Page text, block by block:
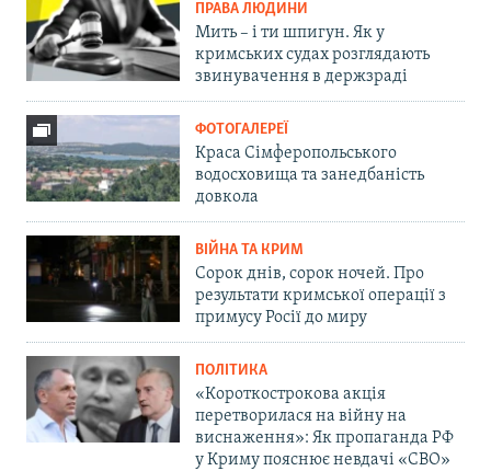
ПРАВА ЛЮДИНИ
Мить – і ти шпигун. Як у
кримських судах розглядають
звинувачення в держзраді
ФОТОГАЛЕРЕЇ
Краса Сімферопольського
водосховища та занедбаність
довкола
ВІЙНА ТА КРИМ
Сорок днів, сорок ночей. Про
результати кримської операції з
примусу Росії до миру
ПОЛІТИКА
«Короткострокова акція
перетворилася на війну на
виснаження»: Як пропаганда РФ
у Криму пояснює невдачі «СВО»